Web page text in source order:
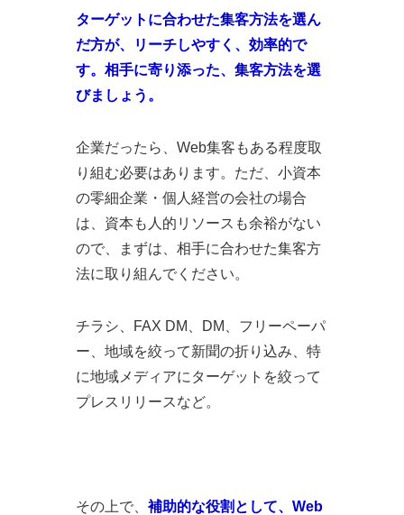
ターゲットに合わせた集客方法を選ん
だ方が、リーチしやすく、効率的で
す。相手に寄り添った、集客方法を選
びましょう。
企業だったら、Web集客もある程度取
り組む必要はあります。ただ、小資本
の零細企業・個人経営の会社の場合
は、資本も人的リソースも余裕がない
ので、まずは、相手に合わせた集客方
法に取り組んでください。
チラシ、FAX DM、DM、フリーペーパ
ー、地域を絞って新聞の折り込み、特
に地域メディアにターゲットを絞って
プレスリリースなど。
その上で、 補助的な役割として、Web